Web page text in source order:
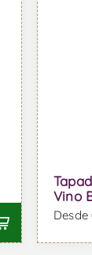
Vino
Desde